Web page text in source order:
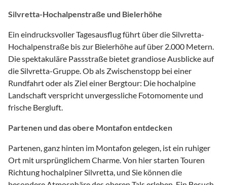
Silvretta-Hochalpenstraße und Bielerhöhe
Ein eindrucksvoller Tagesausflug führt über die Silvretta-
Hochalpenstraße bis zur Bielerhöhe auf über 2.000 Metern.
Die spektakuläre Passstraße bietet grandiose Ausblicke auf
die Silvretta-Gruppe. Ob als Zwischenstopp bei einer
Rundfahrt oder als Ziel einer Bergtour: Die hochalpine
Landschaft verspricht unvergessliche Fotomomente und
frische Bergluft.
Partenen und das obere Montafon entdecken
Partenen, ganz hinten im Montafon gelegen, ist ein ruhiger
Ort mit ursprünglichem Charme. Von hier starten Touren
Richtung hochalpiner Silvretta, und Sie können die